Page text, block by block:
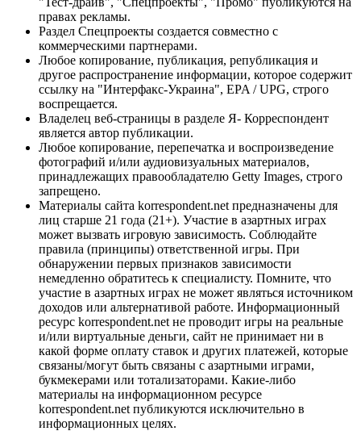
правах рекламы.
Раздел Спецпроекты создается совместно с
коммерческими партнерами.
Любое копирование, публикация, републикация и
другое распространение информации, которое содержит
ссылку на "Интерфакс-Украина", EPA / UPG, строго
воспрещается.
Владелец веб-страницы в разделе Я- Корреспондент
является автор публикации.
Любое копирование, перепечатка и воспроизведение
фотографий и/или аудиовизуальных материалов,
принадлежащих правообладателю Getty Images, строго
запрещено.
Материалы сайта korrespondent.net предназначены для
лиц старше 21 года (21+). Участие в азартных играх
может вызвать игровую зависимость. Соблюдайте
правила (принципы) ответственной игры. При
обнаружении первых признаков зависимости
немедленно обратитесь к специалисту. Помните, что
участие в азартных играх не может являться источником
доходов или альтернативой работе. Информационный
ресурс korrespondent.net не проводит игры на реальные
и/или виртуальные деньги, сайт не принимает ни в
какой форме оплату ставок и других платежей, которые
связаны/могут быть связаны с азартными играми,
букмекерами или тотализаторами. Какие-либо
материалы на информационном ресурсе
korrespondent.net публикуются исключительно в
информационных целях.